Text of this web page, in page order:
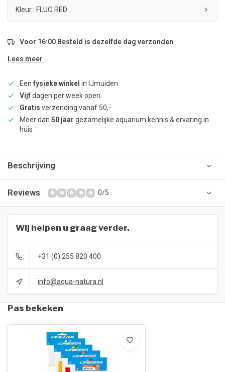
Kleur : FLUO RED
Voor 16:00 Besteld is dezelfde dag verzonden.
Lees meer
Een fysieke winkel in IJmuiden
Vijfdagen per week open.
Gratis verzending vanaf 50,-
Meer dan 50 jaar gezamelijke aquarium kennis & ervaring in
huis
Beschrijving
Reviews 0/5
Wij helpen u graag verder.
+31 (0) 255 820 400
info@aqua-natura.nl
Pas bekeken